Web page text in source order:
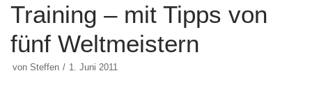
Training – mit Tipps von
fünf Weltmeistern
von Steffen 1. Juni 2011